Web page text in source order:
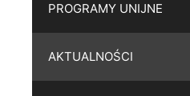
PROGRAMY UNIJNE
AKTUALNOŚCI